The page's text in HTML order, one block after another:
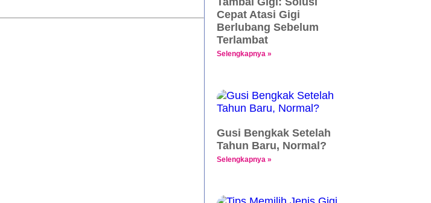
Cepat Atasi Gigi
Berlubang Sebelum
Terlambat
Selengkapnya »
Gusi Bengkak Setelah
Tahun Baru, Normal?
Selengkapnya »